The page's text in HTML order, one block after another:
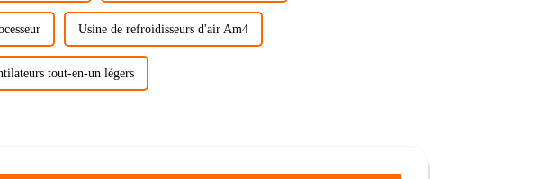
Usine de refroidisseurs d'air Am4
tout-en-un légers